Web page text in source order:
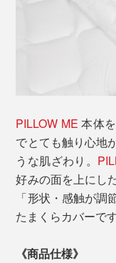
PILLOW ME 本体
でとても触り心地
うな肌ざわり。
好みの面を上にし
「形状・感触が
たまくらカバーです
《商品仕様》